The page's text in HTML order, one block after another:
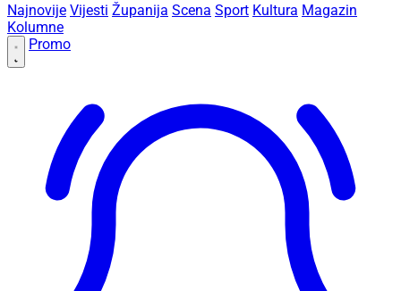
Najnovije Vijesti Županija Scena Sport Kultura Magazin
Kolumne
Promo